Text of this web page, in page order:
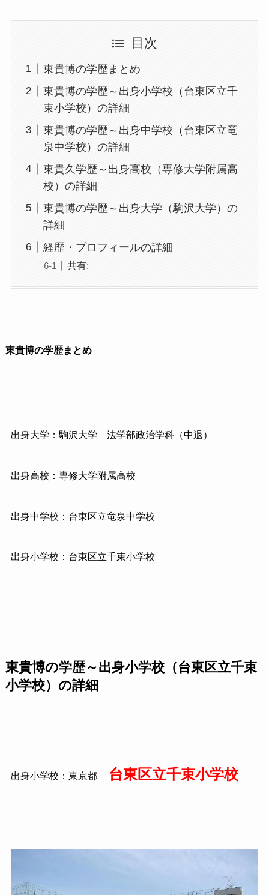
目次
東貴博の学歴まとめ
東貴博の学歴～出身小学校（台東区立千
束小学校）の詳細
東貴博の学歴～出身中学校（台東区立竜
泉中学校）の詳細
東貴久学歴～出身高校（専修大学附属高
校）の詳細
東貴博の学歴～出身大学（駒沢大学）の
詳細
経歴・プロフィールの詳細
共有:
東貴博の学歴まとめ
出身大学：駒沢大学 法学部政治学科（中退）
出身高校：専修大学附属高校
出身中学校：台東区立竜泉中学校
出身小学校：台東区立千束小学校
東貴博の学歴～出身小学校（台東区立千束
小学校）の詳細
出身小学校：東京都 台東区立千束小学校